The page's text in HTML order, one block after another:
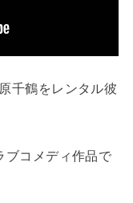
千鶴をレンタル彼
ブコメディ作品で